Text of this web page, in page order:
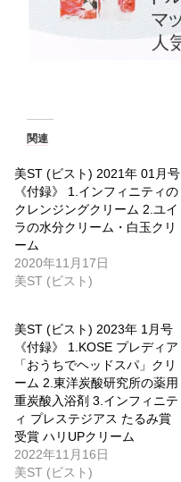
関連
美ST (ビスト) 2021年 01月号
《付録》 1.インフィニティの
クレンジングクリーム 2.ユイ
ラの水分クリーム・白玉クリ
ーム
2020年11月17日
美ST (ビスト)
美ST (ビスト) 2023年 1月号
《付録》 1.KOSE プレディア
「おうちでヘッドスパ」クリ
ーム 2.東洋炭酸研究所の薬用
重炭酸入浴剤 3.インフィニテ
ィ プレステジアス たるみ賞
受賞 ハリUPクリーム
2022年11月16日
美ST (ビスト)